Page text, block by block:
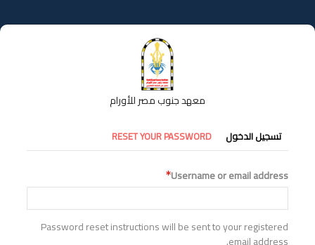
إلى
المحتوى
معهد جنوب مصر للأورام
التبويبات
الأساسية
تسجيل الدخول RESET YOUR PASSWORD
Username or email address
Password reset instructions will be sent to your registered